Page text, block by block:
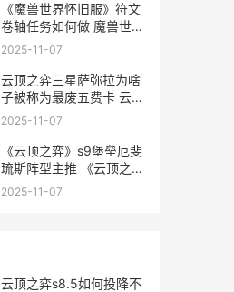
《魔兽世界怀旧服》符文
卷轴任务如何做 魔兽世界
怀旧服官网
2025-11-07
云顶之弈三星萨弥拉为啥
子被称为最废五费卡 云顶
之弈三星莎弥拉
2025-11-07
《云顶之弈》s9堡垒厄斐
琉斯阵型主推 《云顶之
弈》S13赛季中具体有哪
2025-11-07
云顶之弈s8.5如何投降不